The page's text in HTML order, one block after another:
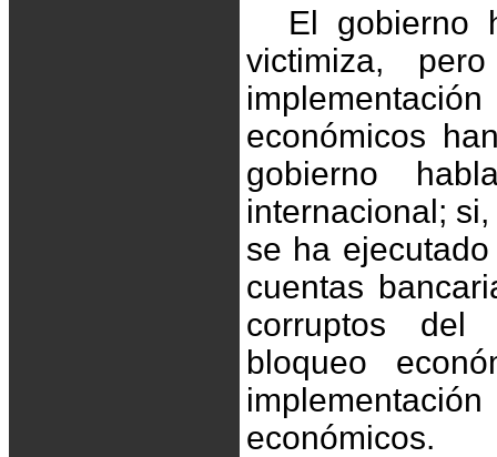
El gobierno
victimiza,
económicos
gobierno
internacional;
se ha
cuentas
corruptos del
bloqueo
económicos.